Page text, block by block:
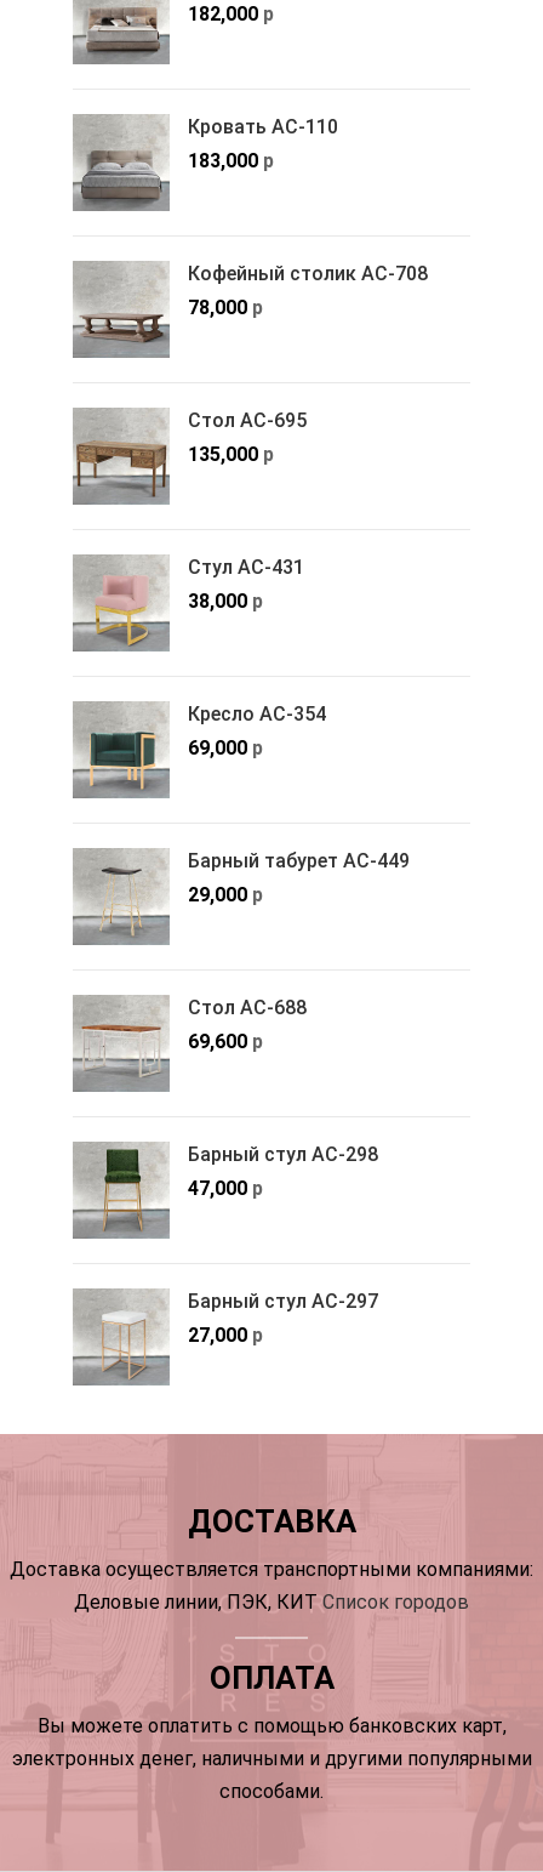
182,000 р
Кровать АС-110
183,000 р
Кофейный столик АС-708
78,000 р
Стол АС-695
135,000 р
Стул АС-431
38,000 р
Кресло АС-354
69,000 р
Барный табурет АС-449
29,000 р
Стол АС-688
69,600 р
Барный стул АС-298
47,000 р
Барный стул АС-297
27,000 р
ДОСТАВКА
Доставка осуществляется транспортными компаниями:
Деловые линии, ПЭК, КИТ Список городов
ОПЛАТА
Вы можете оплатить с помощью банковских карт,
электронных денег, наличными и другими популярными
способами.